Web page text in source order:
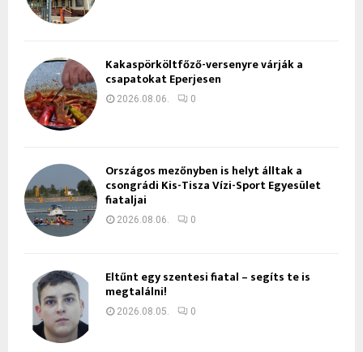
Kakaspörköltfőző-versenyre várják a
csapatokat Eperjesen
2026.08.06. 0
Országos mezőnyben is helyt álltak a
csongrádi Kis-Tisza Vízi-Sport Egyesület
fiataljai
2026.08.06. 0
Eltűnt egy szentesi fiatal – segíts te is
megtalálni!
2026.08.05. 0